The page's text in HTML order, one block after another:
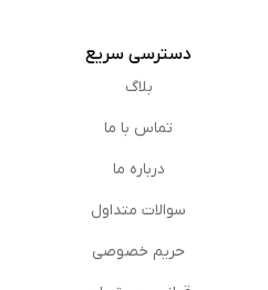
دسترسی سریع
بلاگ
تماس با ما
درباره ما
سوالات متداول
حریم خصوصی